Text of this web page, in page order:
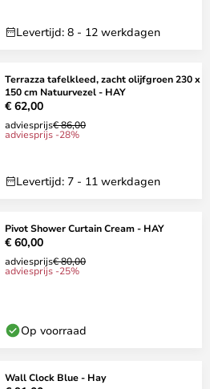
Levertijd: 8 - 12 werkdagen
Terrazza tafelkleed, zacht olijfgroen 230 x
150 cm Natuurvezel - HAY
€ 62,00
adviesprijs€ 86,00
adviesprijs -28%
Levertijd: 7 - 11 werkdagen
Pivot Shower Curtain Cream - HAY
€ 60,00
adviesprijs€ 80,00
adviesprijs -25%
Op voorraad
Wall Clock Blue - Hay